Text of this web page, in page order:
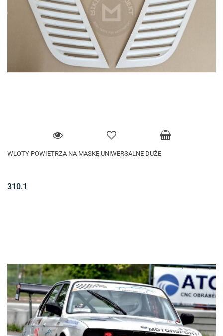
WLOTY POWIETRZA NA MASKĘ UNIWERSALNE DUŻE
310.1